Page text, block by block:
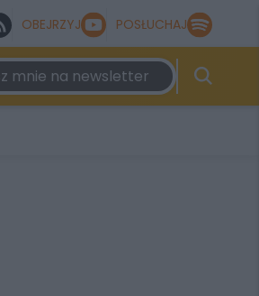
OBEJRZYJ POSŁUCHAJ
mnie na newsletter